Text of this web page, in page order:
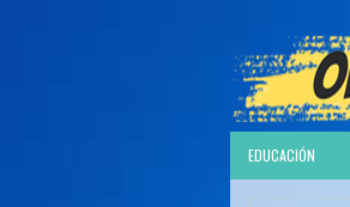
EDUCACIÓN